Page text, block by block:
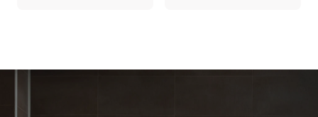
连接到的电网的能源组合；